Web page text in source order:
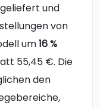
und
von
um16 %
55,45 €. Die
den